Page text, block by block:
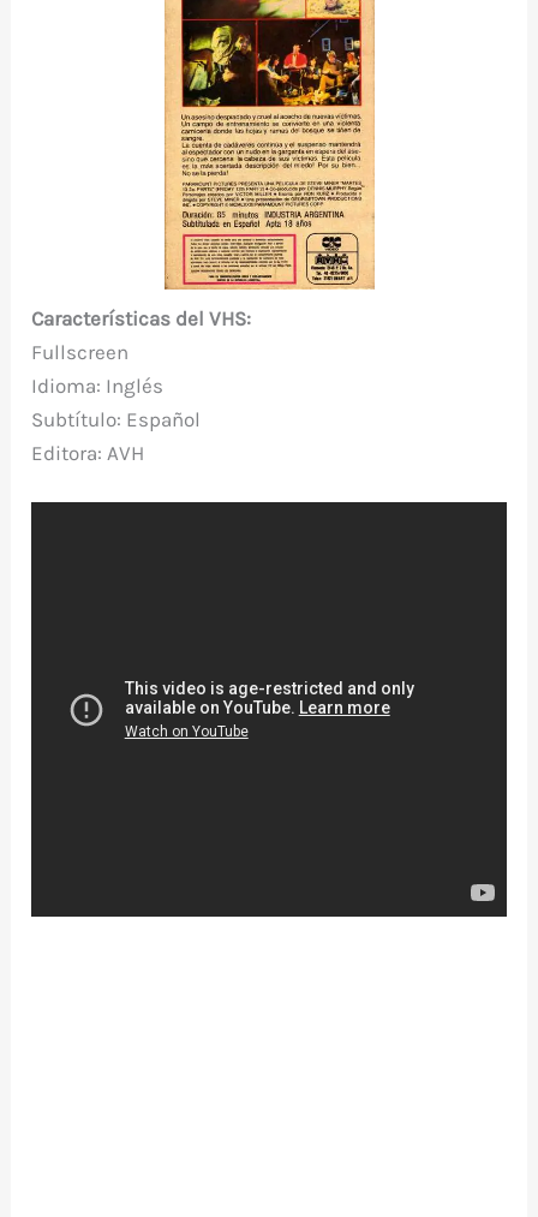
Características del VHS:
Fullscreen
Idioma: Inglés
Subtítulo: Español
Editora: AVH